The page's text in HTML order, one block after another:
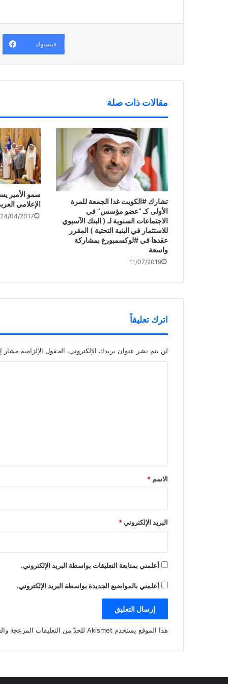
ا
ي
)
ج ة
)
فيسبوك
مقالات ذات صلة
‏تشارك ‎#الكويت غدا الجمعة للمرة
الأولى كـ “عضو مؤسس” في
الاجتماعات السنوية لـ ( البنك الآسيوي
للاستثمار في البنية التحتية ) المقرر
عقدها في ‎#لوكسمبورغ بمشاركة
واسعة
11/07/2019
سمو الأمير
الإعلامي
24/04/2017
اترك تعليقاً
لن يتم نشر عنوان بريدك الإلكتروني. الحقول الإلزامية مشار
*
الاسم *
البريد الإلكتروني*
أعلمني بمتابعة التعليقات بواسطة البريد الإلكتروني.
أعلمني بالمواضيع الجديدة بواسطة البريد الإلكتروني.
هذا الموقع يستخدم Akismet للحدّ من التعليقات المزعجة والغير مرغوبة.